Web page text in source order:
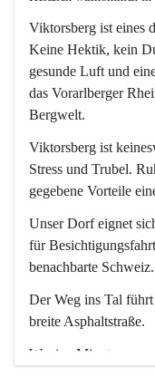
Viktorsberg ist eines
Keine Hektik, kein
gesunde Luft und
das Vorarlberger
Bergwelt.
Viktorsberg ist
Stress und Trubel.
gegebene Vorteile
Unser Dorf eignet
für
benachbarte Schweiz.
Der Weg ins Tal
breite Asphaltstraße.
Wenige Minuten nur,